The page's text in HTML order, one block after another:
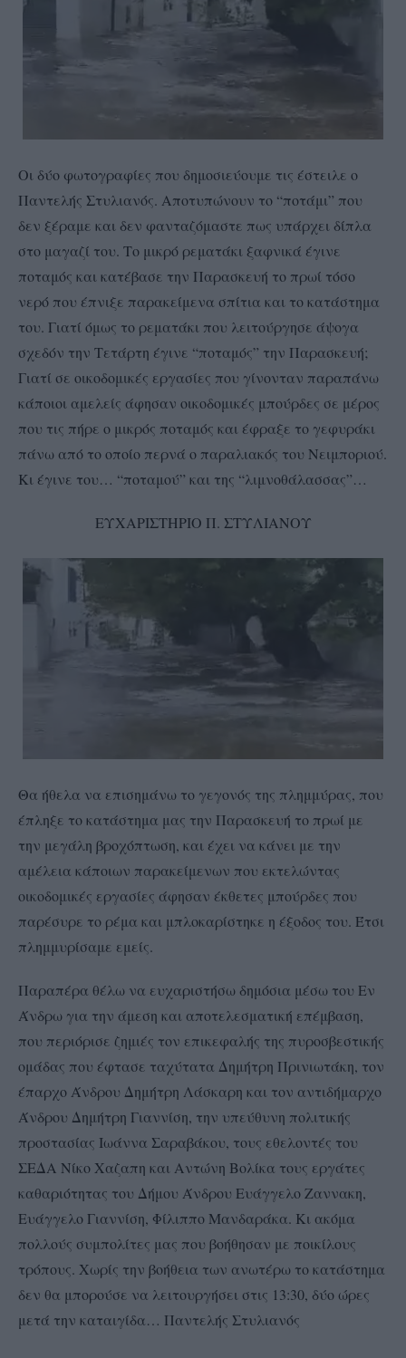
Οι δύο φωτογραφίες που δημοσιεύουμε τις έστειλε ο
Παντελής Στυλιανός. Αποτυπώνουν το “ποτάμι” που
δεν ξέραμε και δεν φανταζόμαστε πως υπάρχει δίπλα
στο μαγαζί του. Το μικρό ρεματάκι ξαφνικά έγινε
ποταμός και κατέβασε την Παρασκευή το πρωί τόσο
νερό που έπνιξε παρακείμενα σπίτια και το κατάστημα
του. Γιατί όμως το ρεματάκι που λειτούργησε άψογα
σχεδόν την Τετάρτη έγινε “ποταμός” την Παρασκευή;
Γιατί σε οικοδομικές εργασίες που γίνονταν παραπάνω
κάποιοι αμελείς άφησαν οικοδομικές μπούρδες σε μέρος
που τις πήρε ο μικρός ποταμός και έφραξε το γεφυράκι
πάνω από το οποίο περνά ο παραλιακός του Νειμποριού.
Κι έγινε του… “ποταμού” και της “λιμνοθάλασσας”…
ΕΥΧΑΡΙΣΤΗΡΙΟ Π. ΣΤΥΛΙΑΝΟΥ
Θα ήθελα να επισημάνω το γεγονός της πλημμύρας, που
έπληξε το κατάστημα μας την Παρασκευή το πρωί με
την μεγάλη βροχόπτωση, και έχει να κάνει με την
αμέλεια κάποιων παρακείμενων που εκτελώντας
οικοδομικές εργασίες άφησαν έκθετες μπούρδες που
παρέσυρε το ρέμα και μπλοκαρίστηκε η έξοδος του. Έτσι
πλημμυρίσαμε εμείς.
Παραπέρα θέλω να ευχαριστήσω δημόσια μέσω του Εν
Άνδρω για την άμεση και αποτελεσματική επέμβαση,
που περιόρισε ζημιές τον επικεφαλής της πυροσβεστικής
ομάδας που έφτασε ταχύτατα Δημήτρη Πρινιωτάκη, τον
έπαρχο Άνδρου Δημήτρη Λάσκαρη και τον αντιδήμαρχο
Άνδρου Δημήτρη Γιαννίση, την υπεύθυνη πολιτικής
προστασίας Ιωάννα Σαραβάκου, τους εθελοντές του
ΣΕΔΑ Νίκο Χαζαπη και Αντώνη Βολίκα τους εργάτες
καθαριότητας του Δήμου Άνδρου Ευάγγελο Ζαννακη,
Ευάγγελο Γιαννίση, Φίλιππο Μανδαράκα. Κι ακόμα
πολλούς συμπολίτες μας που βοήθησαν με ποικίλους
τρόπους. Χωρίς την βοήθεια των ανωτέρω το κατάστημα
δεν θα μπορούσε να λειτουργήσει στις 13:30, δύο ώρες
μετά την καταιγίδα… Παντελής Στυλιανός